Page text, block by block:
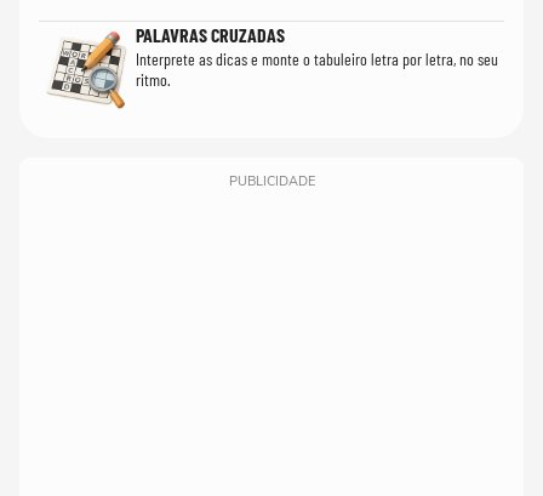
PALAVRAS CRUZADAS
Interprete as dicas e monte o tabuleiro letra por letra, no seu
ritmo.
PUBLICIDADE